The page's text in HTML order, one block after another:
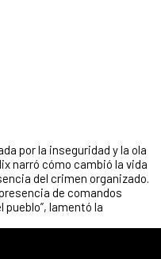
por la inseguridad y la ola
narró cómo cambió la vida
del crimen organizado.
de comandos
pueblo”, lamentó la